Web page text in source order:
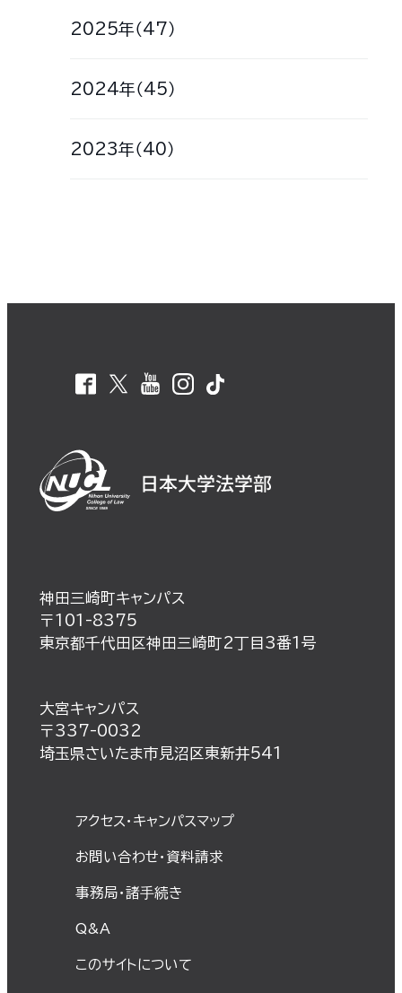
2025年（47）
2024年（45）
2023年（40）
神田三崎町キャンパス
〒101-8375
東京都千代田区神田三崎町2丁目3番1号
大宮キャンパス
〒337-0032
埼玉県さいたま市見沼区東新井541
アクセス・キャンパスマップ
お問い合わせ・資料請求
事務局・諸⼿続き
Q&A
このサイトについて